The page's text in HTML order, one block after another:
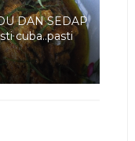
DAN SEDAP
cuba..pasti